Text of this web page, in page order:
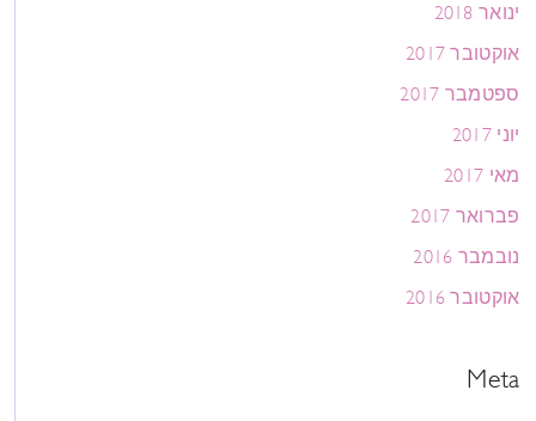
ינואר 2018
אוקטובר 2017
ספטמבר 2017
יוני 2017
מאי 2017
פברואר 2017
נובמבר 2016
אוקטובר 2016
Meta